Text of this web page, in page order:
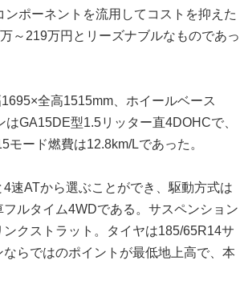
ンポーネントを流用してコストを抑えた
～219万円とリーズナブルなものであっ
全高1515mm、ホイールベース
GA15DE型1.5リッター直4DOHCで、
ード燃費は12.8km/Lであった。
速ATから選ぶことができ、駆動方式は
ルタイム4WDである。サスペンション
クストラット。タイヤは185/65R14サ
らではのポイントが最低地上高で、本